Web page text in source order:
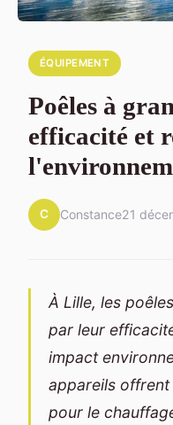
ÉQUIPEMENT
Poêles à
efficacité et
C Constance21
À Lille, les
par leur
impact
appareils
pour le